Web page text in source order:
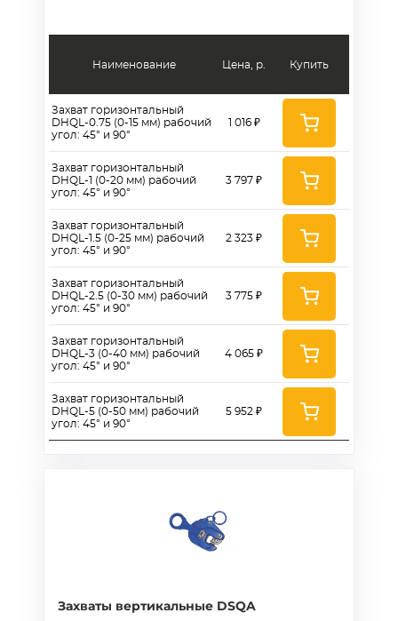
Наименование
Захват горизонтальный
DHQL-0.75 (0-15 мм) рабочий
угол: 45° и 90°
Захват горизонтальный
DHQL-1 (0-20 мм) рабочий
угол: 45° и 90°
Захват горизонтальный
DHQL-1.5 (0-25 мм) рабочий
угол: 45° и 90°
Захват горизонтальный
DHQL-2.5 (0-30 мм) рабочий
угол: 45° и 90°
Захват горизонтальный
DHQL-3 (0-40 мм) рабочий
угол: 45° и 90°
Захват горизонтальный
DHQL-5 (0-50 мм) рабочий
угол: 45° и 90°
Цена, р.
1 016 ₽
3 797 ₽
2 323 ₽
3 775 ₽
4 065 ₽
5 952 ₽
Купить
Захваты вертикальные DSQA